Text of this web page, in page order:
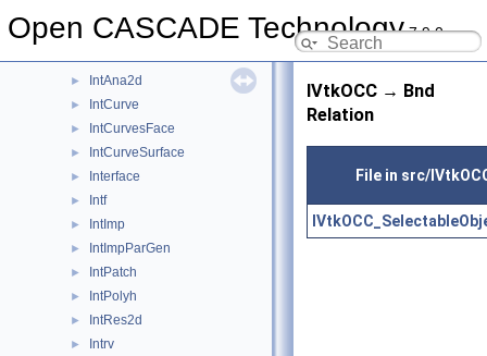
Open CASCADE Technology7.9.0
IMeshTools
► IntAna2d
► IntCurve
► IntCurvesFace
► IntCurveSurface
► Interface
► Intf
► IntImp
► IntImpParGen
► IntPatch
► IntPolyh
► IntRes2d
► Intrv
IVtkOCC → Bnd
Relation
File in src/